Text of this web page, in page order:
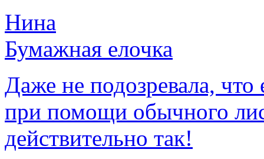
Нина
Бумажная елочка
Даже не подозревала, что
при помощи обычного
действительно так!